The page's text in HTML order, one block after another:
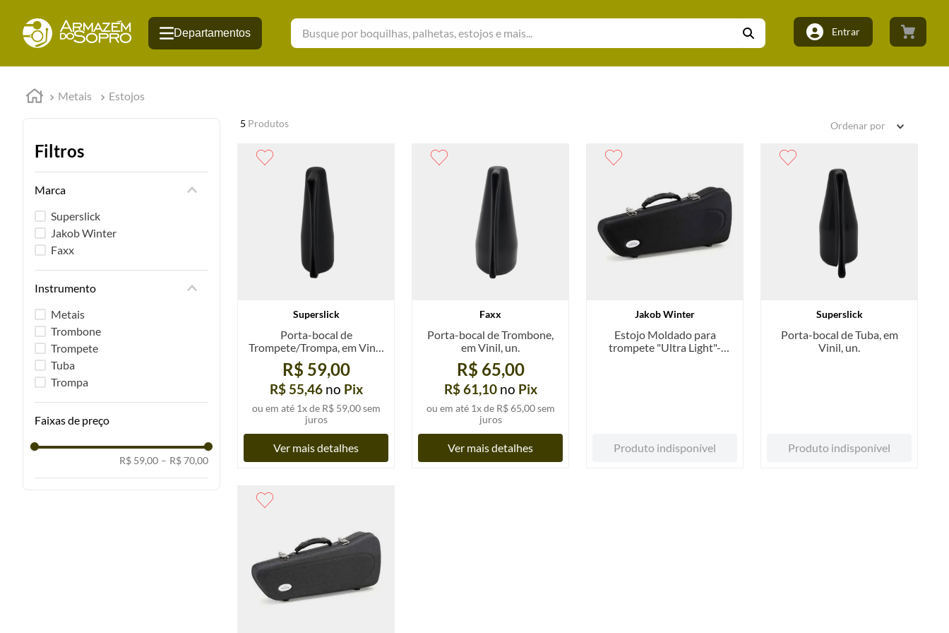
Busque por boquilhas, palhetas, estojos e mais...
Entrar
Metais Estojos
Filtros
Marca
Superslick
Jakob Winter
Faxx
Instrumento
Metais
Trombone
Trompete
Tuba
Trompa
Faixas de preço
R$ 59,00 – R$ 70,00
5 Produtos Ordenar por
Superslick
Porta-bocal de
Trompete/Trompa, em Vinil,
R$ 59,00
R$ 55,46 no Pix
ou em até 1x de R$ 59,00sem
juros
Ver mais detalhes
Faxx
Porta-bocal de Trombone,
em Vinil, un.
R$ 65,00
R$ 61,10 no Pix
ou em até 1x de R$ 65,00sem
juros
Ver mais detalhes
Jakob Winter
Estojo Moldado para
trompete "Ultra Light"-
Produto indisponível
Superslick
Porta-bocal de Tuba, em
Vinil, un.
Produto indisponível